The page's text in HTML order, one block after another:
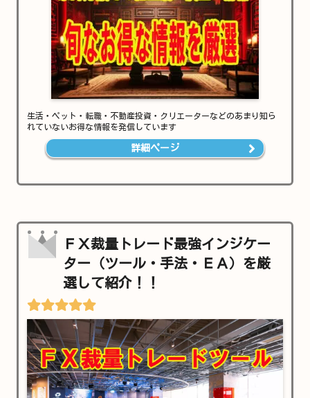
生活・ペット・転職・不動産投資・クリエーターなどのあまり知ら
れていないお得な情報を発信しています
詳細ページ
ＦＸ裁量トレード最強インジケー
ター（ツール・手法・ＥＡ）を厳
選して紹介！！